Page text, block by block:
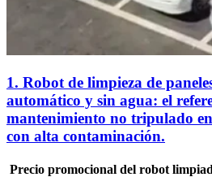
1. Robot de limpieza de
automático y sin agua: el
mantenimiento no tripulado
con alta contaminación.
Precio promocional del robot